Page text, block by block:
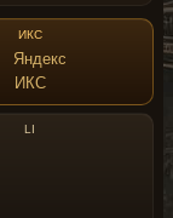
ИКС
LI